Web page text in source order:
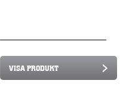
VISA PRODUKT